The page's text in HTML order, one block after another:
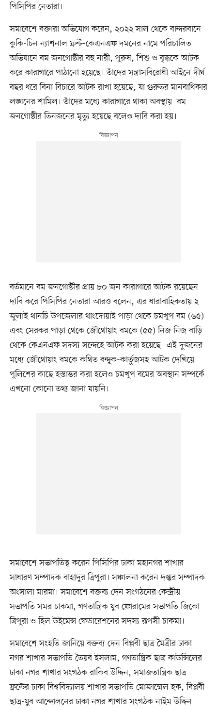
পিসিপির নেতারা।
সমাবেশে বক্তারা অভিযোগ করেন, ২০২২ সাল থেকে বান্দরবানে
কুকি-চিন ন্যাশনাল ফ্রন্ট–কেএনএফ দমনের নামে পরিচালিত
অভিযানে বম জনগোষ্ঠীর বহু নারী, পুরুষ, শিশু ও বৃদ্ধকে আটক
করে কারাগারে পাঠানো হয়েছে। তাঁদের সন্ত্রাসবিরোধী আইনে দীর্ঘ
বছর ধরে বিনা বিচারে আটক রাখা হয়েছে, যা গুরুতর মানবাধিকার
লঙ্ঘনের শামিল। তাঁদের মধ্যে কারাগারে থাকা অবস্থায় বম
জনগোষ্ঠীর তিনজনের মৃত্যু হয়েছে বলেও দাবি করা হয়।
বর্তমানে বম জনগোষ্ঠীর প্রায় ৮০ জন কারাগারে আটক রয়েছেন
দাবি করে পিসিপির নেতারা আরও বলেন, এর ধারাবাহিকতায় ২
জুলাই থানচি উপজেলার থাংদোয়াই পাড়া থেকে চমখুপ বম (৬৫)
এবং সেরকর পাড়া থেকে জৌথোয়াং বমকে (৫৫) নিজ নিজ বাড়ি
থেকে কেএনএফ সদস্য সন্দেহে আটক করা হয়েছে। এই দুজনের
মধ্যে জৌথোয়াং বমকে কথিত বন্দুক-কার্তুজসহ আটক দেখিয়ে
পুলিশের কাছে হস্তান্তর করা হলেও চমখুপ বমের অবস্থান সম্পর্কে
এখনো কোনো তথ্য জানা যায়নি।
সমাবেশে সভাপতিত্ব করেন পিসিপির ঢাকা মহানগর শাখার
সাধারণ সম্পাদক বাহাদুর ত্রিপুরা। সঞ্চালনা করেন দপ্তর সম্পাদক
অংসালা মারমা। সমাবেশে বক্তব্য দেন সংগঠনের কেন্দ্রীয়
সভাপতি সমর চাকমা, গণতান্ত্রিক যুব ফোরামের সভাপতি জিকো
ত্রিপুরা ও হিল উইমেন্স ফেডারেশনের সদস্য রূপসী চাকমা।
সমাবেশে সংহতি জানিয়ে বক্তব্য দেন বিপ্লবী ছাত্র মৈত্রীর ঢাকা
নগর শাখার সভাপতি তৈয়ব ইসলাম, গণতান্ত্রিক ছাত্র কাউন্সিলের
ঢাকা নগর শাখার সংগঠক রাকিব উদ্দিন, সমাজতান্ত্রিক ছাত্র
ফ্রন্টের ঢাকা বিশ্ববিদ্যালয় শাখার সভাপতি মোজাম্মেল হক, বিপ্লবী
ছাত্র-যুব আন্দোলনের ঢাকা নগর শাখার সংগঠক নাইম উদ্দিন